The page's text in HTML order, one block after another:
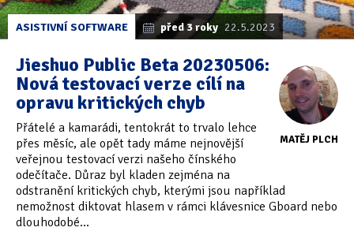
ASISTIVNÍ SOFTWARE před 3 roky 22.5.2023
MATĚJ PLCH
Jieshuo Public Beta 20230506:
Nová testovací verze cílí na
opravu kritických chyb
Přátelé a kamarádi, tentokrát to trvalo lehce
přes měsíc, ale opět tady máme nejnovější
veřejnou testovací verzi našeho čínského
odečítače. Důraz byl kladen zejména na
odstranění kritických chyb, kterými jsou například
nemožnost diktovat hlasem v rámci klávesnice Gboard nebo
dlouhodobé...